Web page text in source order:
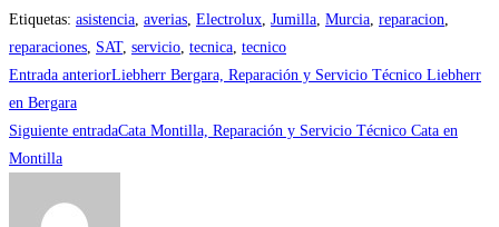
Etiquetas: asistencia, averias, Electrolux, Jumilla, Murcia, reparacion,
reparaciones, SAT, servicio, tecnica, tecnico
Leer
más
artículos
Entrada anteriorLiebherr Bergara, Reparación y Servicio Técnico Liebherr
en Bergara
Siguiente entradaCata Montilla, Reparación y Servicio Técnico Cata en
Montilla